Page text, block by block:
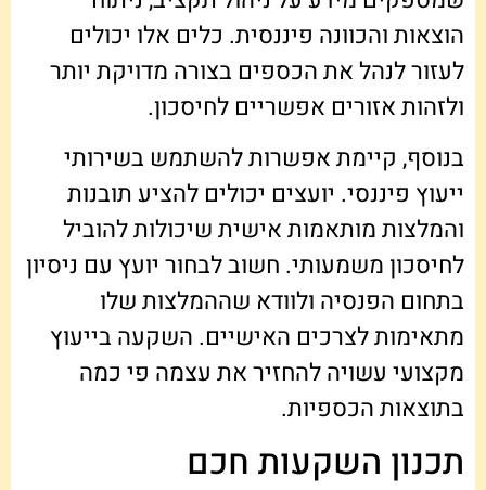
הוצאות והכוונה פיננסית. כלים אלו יכולים
לעזור לנהל את הכספים בצורה מדויקת יותר
ולזהות אזורים אפשריים לחיסכון.
בנוסף, קיימת אפשרות להשתמש בשירותי
ייעוץ פיננסי. יועצים יכולים להציע תובנות
והמלצות מותאמות אישית שיכולות להוביל
לחיסכון משמעותי. חשוב לבחור יועץ עם ניסיון
בתחום הפנסיה ולוודא שההמלצות שלו
מתאימות לצרכים האישיים. השקעה בייעוץ
מקצועי עשויה להחזיר את עצמה פי כמה
בתוצאות הכספיות.
תכנון השקעות חכם